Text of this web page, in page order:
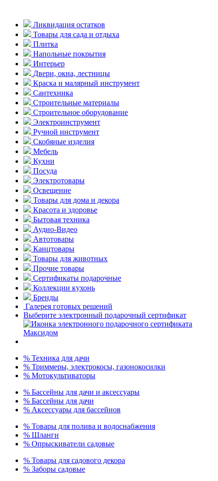
Ликвидация остатков
Товары для сада и отдыха
Плитка
Напольные покрытия
Интерьер
Двери, окна, лестницы
Краска и малярный инструмент
Сантехника
Строительные материалы
Строительное оборудование
Электроинструмент
Ручной инструмент
Скобяные изделия
Мебель
Кухни
Посуда
Электротовары
Освещение
Товары для дома и декора
Красота и здоровье
Бытовая техника
Аудио-Видео
Автотовары
Канцтовары
Товары для животных
Прочие товары
Сертификаты подарочные
Коллекции кухонь
Бренды
Галерея готовых решений
Выберите электронный подарочный сертификат
% Техника для дачи
% Триммеры, электрокосы, газонокосилки
% Мотокультиваторы
% Бассейны для дачи и аксессуары
% Бассейны для дачи
% Аксессуары для бассейнов
% Товары для полива и водоснабжения
% Шланги
% Опрыскиватели садовые
% Товары для садового декора
% Заборы садовые